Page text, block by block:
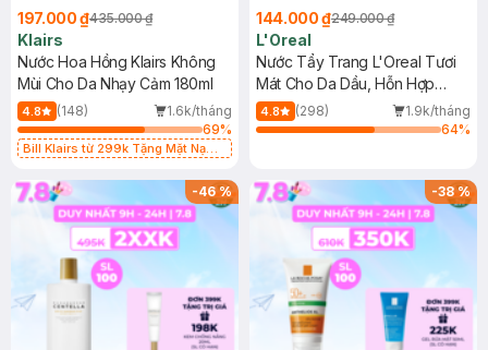
197.000 ₫435.000 ₫
Klairs
Nước Hoa Hồng Klairs Không
Mùi Cho Da Nhạy Cảm 180ml
4.8 (148)
1.6k/tháng
69%
Bill Klairs từ 299k Tặng Mặt Nạ
25ml (SL Có Hạn)
144.000 ₫249.000 ₫
L'Oreal
Nước Tẩy Trang L'Oreal Tươi
Mát Cho Da Dầu, Hỗn Hợp
400ml
4.8 (298)
1.9k/tháng
64%
-46% -38%